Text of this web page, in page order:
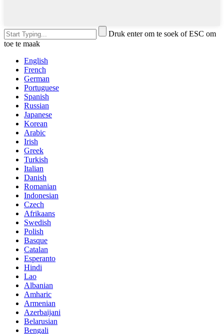
Druk enter om te soek of ESC om
toe te maak
English
French
German
Portuguese
Spanish
Russian
Japanese
Korean
Arabic
Irish
Greek
Turkish
Italian
Danish
Romanian
Indonesian
Czech
Afrikaans
Swedish
Polish
Basque
Catalan
Esperanto
Hindi
Lao
Albanian
Amharic
Armenian
Azerbaijani
Belarusian
Bengali